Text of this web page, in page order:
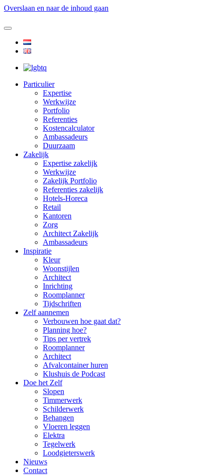
Overslaan en naar de inhoud gaan
Particulier
Expertise
Werkwijze
Portfolio
Referenties
Kostencalculator
Ambassadeurs
Duurzaam
Zakelijk
Expertise zakelijk
Werkwijze
Zakelijk Portfolio
Referenties zakelijk
Hotels-Horeca
Retail
Kantoren
Zorg
Architect Zakelijk
Ambassadeurs
Inspiratie
Kleur
Woonstijlen
Architect
Inrichting
Roomplanner
Tijdschriften
Zelf aannemen
Verbouwen hoe gaat dat?
Planning hoe?
Tips per vertrek
Roomplanner
Architect
Afvalcontainer huren
Klushuis de Podcast
Doe het Zelf
Slopen
Timmerwerk
Schilderwerk
Behangen
Vloeren leggen
Elektra
Tegelwerk
Loodgieterswerk
Nieuws
Contact